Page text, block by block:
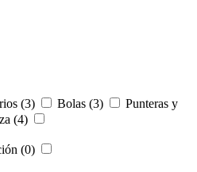
(3) Bolas (3)
Punteras y
(4)
(0)